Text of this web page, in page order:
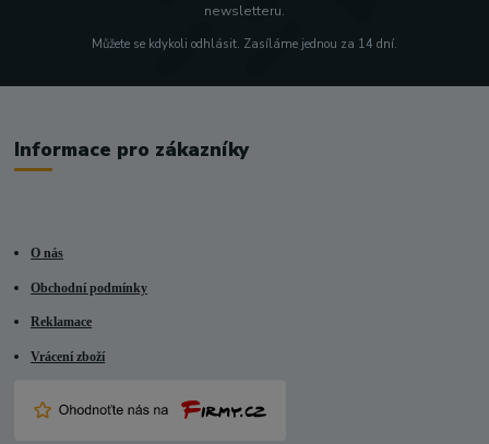
newsletteru.
Můžete se kdykoli odhlásit. Zasíláme jednou za 14 dní.
Informace pro zákazníky
O nás
Obchodní podmínky
Reklamace
Vrácení zboží